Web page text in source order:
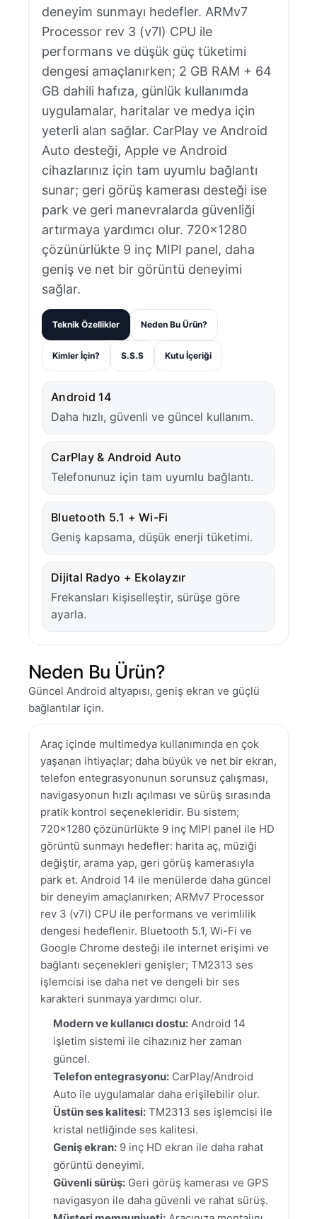
deneyim sunmayı hedefler. ARMv7
Processor rev 3 (v7l) CPU ile
performans ve düşük güç tüketimi
dengesi amaçlanırken; 2 GB RAM + 64
GB dahili hafıza, günlük kullanımda
uygulamalar, haritalar ve medya için
yeterli alan sağlar. CarPlay ve Android
Auto desteği, Apple ve Android
cihazlarınız için tam uyumlu bağlantı
sunar; geri görüş kamerası desteği ise
park ve geri manevralarda güvenliği
artırmaya yardımcı olur. 720×1280
çözünürlükte 9 inç MIPI panel, daha
geniş ve net bir görüntü deneyimi
sağlar.
Teknik Özellikler Neden Bu Ürün?
Kimler İçin? S.S.S Kutu İçeriği
Android 14
Daha hızlı, güvenli ve güncel kullanım.
CarPlay & Android Auto
Telefonunuz için tam uyumlu bağlantı.
Bluetooth 5.1 + Wi-Fi
Geniş kapsama, düşük enerji tüketimi.
Dijital Radyo + Ekolayzır
Frekansları kişiselleştir, sürüşe göre
ayarla.
Neden Bu Ürün?
Güncel Android altyapısı, geniş ekran ve güçlü
bağlantılar için.
Araç içinde multimedya kullanımında en çok
yaşanan ihtiyaçlar; daha büyük ve net bir ekran,
telefon entegrasyonunun sorunsuz çalışması,
navigasyonun hızlı açılması ve sürüş sırasında
pratik kontrol seçenekleridir. Bu sistem;
720×1280 çözünürlükte 9 inç MIPI panel ile HD
görüntü sunmayı hedefler: harita aç, müziği
değiştir, arama yap, geri görüş kamerasıyla
park et. Android 14 ile menülerde daha güncel
bir deneyim amaçlanırken; ARMv7 Processor
rev 3 (v7l) CPU ile performans ve verimlilik
dengesi hedeflenir. Bluetooth 5.1, Wi-Fi ve
Google Chrome desteği ile internet erişimi ve
bağlantı seçenekleri genişler; TM2313 ses
işlemcisi ise daha net ve dengeli bir ses
karakteri sunmaya yardımcı olur.
Modern ve kullanıcı dostu: Android 14
işletim sistemi ile cihazınız her zaman
güncel.
Telefon entegrasyonu: CarPlay/Android
Auto ile uygulamalar daha erişilebilir olur.
Üstün ses kalitesi: TM2313 ses işlemcisi ile
kristal netliğinde ses kalitesi.
Geniş ekran: 9 inç HD ekran ile daha rahat
görüntü deneyimi.
Güvenli sürüş: Geri görüş kamerası ve GPS
navigasyon ile daha güvenli ve rahat sürüş.